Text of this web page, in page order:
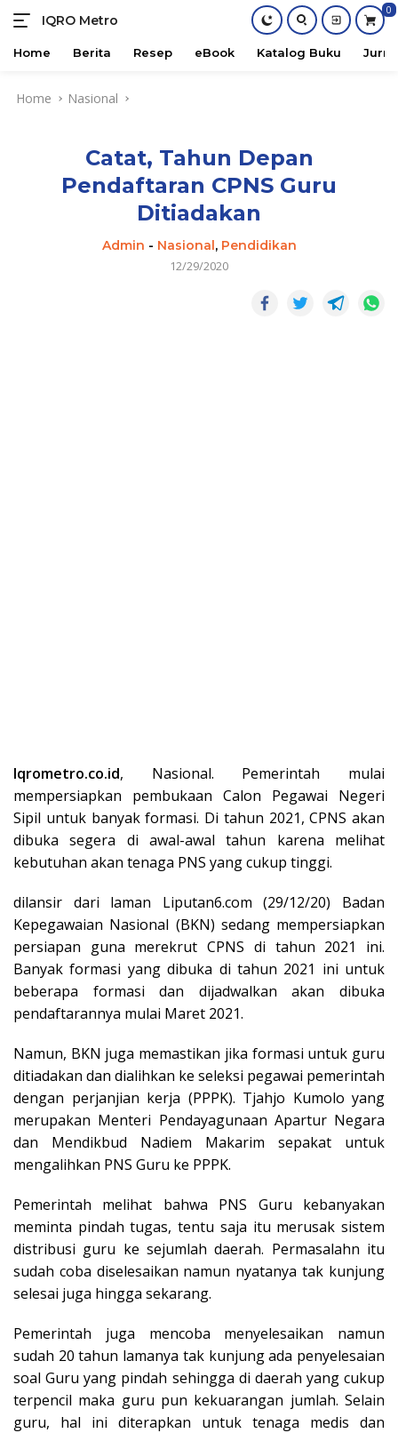
IQRO Metro
Lets
Bright
0
Home Berita Resep eBook Katalog Buku
Home Nasional
Catat, Tahun Depan
Pendaftaran CPNS Guru
Ditiadakan
Admin - Nasional, Pendidikan
12/29/2020
Iqrometro.co.id, Nasional. Pemerintah mulai
mempersiapkan pembukaan Calon Pegawai Negeri
Sipil untuk banyak formasi. Di tahun 2021, CPNS akan
dibuka segera di awal-awal tahun karena melihat
kebutuhan akan tenaga PNS yang cukup tinggi.
dilansir dari laman Liputan6.com (29/12/20) Badan
Kepegawaian Nasional (BKN) sedang mempersiapkan
persiapan guna merekrut CPNS di tahun 2021 ini.
Banyak formasi yang dibuka di tahun 2021 ini untuk
beberapa formasi dan dijadwalkan akan dibuka
pendaftarannya mulai Maret 2021.
Namun, BKN juga memastikan jika formasi untuk guru
ditiadakan dan dialihkan ke seleksi pegawai pemerintah
dengan perjanjian kerja (PPPK). Tjahjo Kumolo yang
merupakan Menteri Pendayagunaan Apartur Negara
dan Mendikbud Nadiem Makarim sepakat untuk
mengalihkan PNS Guru ke PPPK.
Pemerintah melihat bahwa PNS Guru kebanyakan
meminta pindah tugas, tentu saja itu merusak sistem
distribusi guru ke sejumlah daerah. Permasalahn itu
sudah coba diselesaikan namun nyatanya tak kunjung
selesai juga hingga sekarang.
Pemerintah juga mencoba menyelesaikan namun
sudah 20 tahun lamanya tak kunjung ada penyelesaian
soal Guru yang pindah sehingga di daerah yang cukup
terpencil maka guru pun kekuarangan jumlah. Selain
guru, hal ini diterapkan untuk tenaga medis dan